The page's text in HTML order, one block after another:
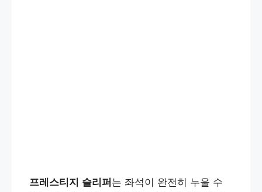
프레스티지 슬리퍼 는 좌석이 완전히 누울 수